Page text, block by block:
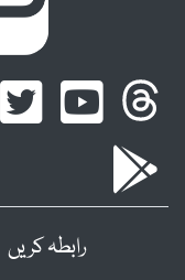
رابطہ کریں